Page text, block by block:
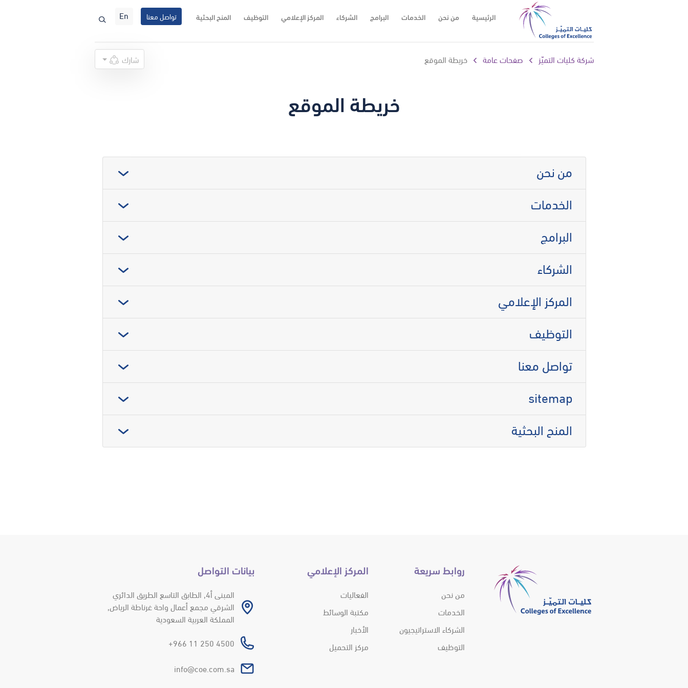
الرئيسية من نحن الخدمات البرامج الشركاء المركز الإعلامي التوظيف المنح البحثية تواصل معنا En
شركة كليات التميّز صفحات عامة خريطة الموقع شارك
خريطة الموقع
من نحن
الخدمات
البرامج
الشركاء
المركز الإعلامي
التوظيف
تواصل معنا
sitemap
المنح البحثية
روابط سريعة
من نحن
الخدمات
الشركاء الاستراتيجيون
التوظيف
المركز الإعلامي
الفعاليات
مكتبة الوسائط
الأخبار
مركز التحميل
بيانات التواصل
المبنى أ4, الطابق التاسع الطريق الدائري
الشرقي مجمع أعمال واحة غرناطة الرياض,
المملكة العربية السعودية
4500 250 11 966+
info@coe.com.sa